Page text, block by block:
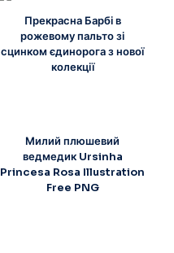
Прекрасна Барбі в
рожевому пальто зі
сцинком єдинорога з нової
колекції
Милий плюшевий
ведмедик Ursinha
Princesa Rosa Illustration
Free PNG